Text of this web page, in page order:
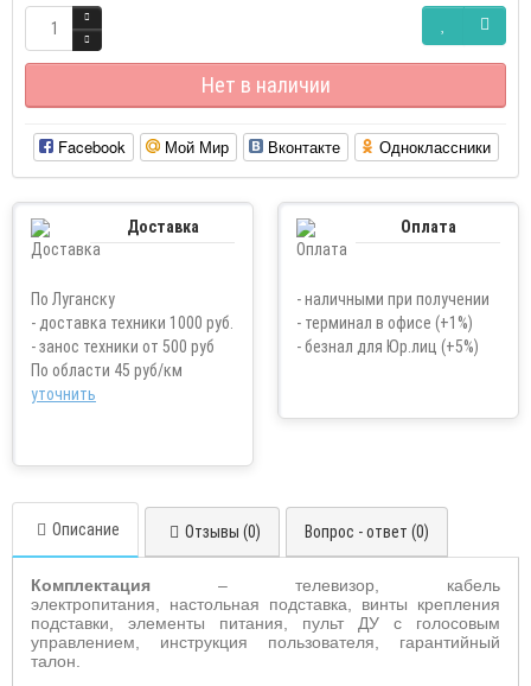
Нет в наличии
Facebook Мой Мир Вконтакте Одноклассники
Доставка
По Луганску
- доставка техники 1000 руб.
- занос техники от 500 руб
По области 45 руб/км
уточнить
Оплата
- наличными при получении
- терминал в офисе (+1%)
- безнал для Юр.лиц (+5%)
Описание Отзывы (0) Вопрос - ответ (0)
Комплектация – телевизор, кабель
электропитания, настольная подставка, винты крепления
подставки, элементы питания, пульт ДУ с голосовым
управлением, инструкция пользователя, гарантийный
талон.